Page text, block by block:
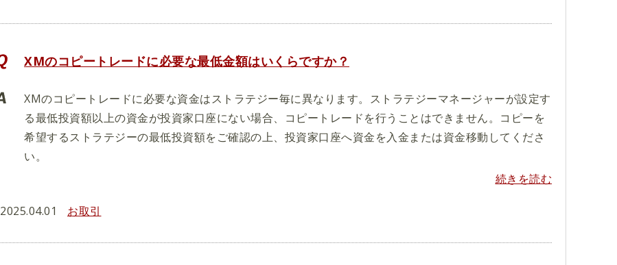
XMのコピートレードに必要な最低金額はいくらですか？
XMのコピートレードに必要な資金はストラテジー毎に異なります。ストラテジーマネージャーが設定す
る最低投資額以上の資金が投資家口座にない場合、コピートレードを行うことはできません。コピーを
希望するストラテジーの最低投資額をご確認の上、投資家口座へ資金を入金または資金移動してくださ
い。
続きを読む
2025.04.01 お取引